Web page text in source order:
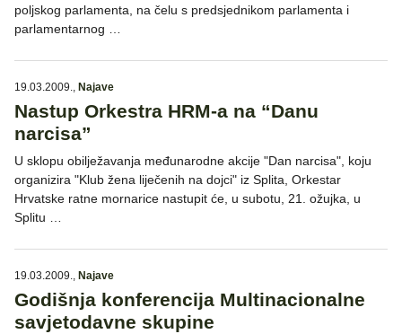
poljskog parlamenta, na čelu s predsjednikom parlamenta i
parlamentarnog …
19.03.2009., Najave
Nastup Orkestra HRM-a na “Danu
narcisa”
U sklopu obilježavanja međunarodne akcije "Dan narcisa", koju
organizira "Klub žena liječenih na dojci" iz Splita, Orkestar
Hrvatske ratne mornarice nastupit će, u subotu, 21. ožujka, u
Splitu …
19.03.2009., Najave
Godišnja konferencija Multinacionalne
savjetodavne skupine